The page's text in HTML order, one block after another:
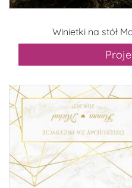
Winietki na stół